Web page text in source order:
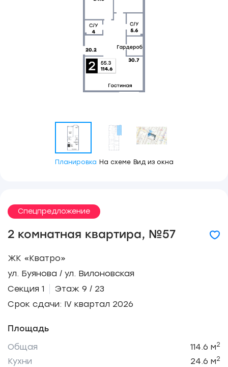
Планировка На схеме Вид из окна
Спецпредложение
2 комнатная квартира, №57
ЖК «Кватро»
ул. Буянова / ул. Вилоновская
Секция 1
Этаж 9 / 23
Срок сдачи: IV квартал 2026
Площадь
Общая
114.6 м2
Кухни 24.6 м2